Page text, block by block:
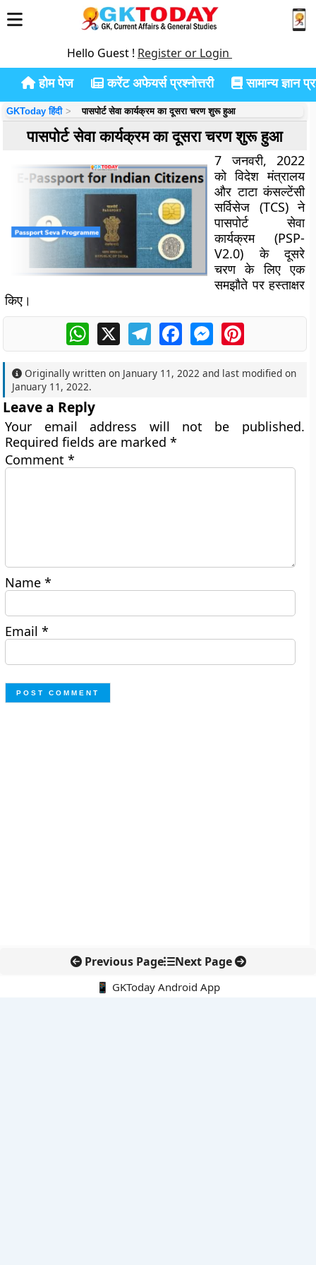
Hello Guest ! Register or Login
होम पेज करेंट अफेयर्स प्रश्नोत्तरी सामान्य ज्ञान
GKToday हिंदी पासपोर्ट सेवा कार्यक्रम का दूसरा चरण शुरू हुआ
पासपोर्ट सेवा कार्यक्रम का दूसरा चरण शुरू हुआ
7 जनवरी, 2022
को विदेश मंत्रालय
और टाटा कंसल्टेंसी
सर्विसेज (TCS) ने
पासपोर्ट सेवा
कार्यक्रम (PSP-
V2.0) के दूसरे
चरण के लिए एक
समझौते पर हस्ताक्षर
किए।
WhatsApp
X TelegramFacebookMessengerPinterest
Originally written on January 11, 2022 and last modified on
January 11, 2022.
Leave a Reply
Your email address will not be published.
Required fields are marked*
Comment*
Name*
Email*
Previous Page Next Page
📱 GKToday Android App